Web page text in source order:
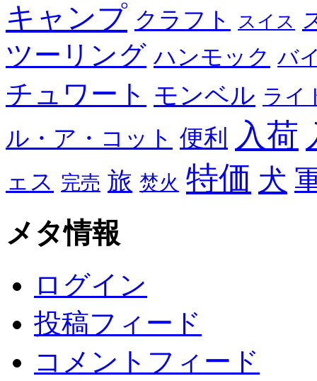
キャンプ クラフト スイス
ツーリング ハンモック バ
チュワート モンベル ライ
ル・ア・コット 便利 入荷
ェス 完売 旅 焚火 特価 犬
メタ情報
ログイン
投稿フィード
コメントフィード